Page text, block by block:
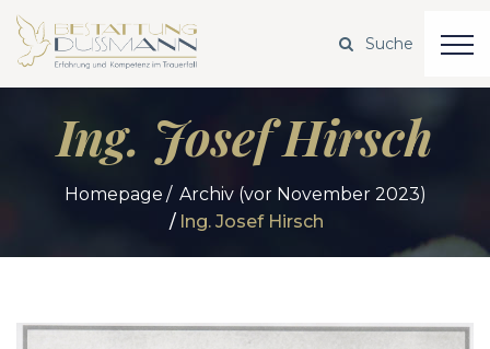
Ing. Josef Hirsch
Homepage
Archiv (vor November 2023)
Ing. Josef Hirsch